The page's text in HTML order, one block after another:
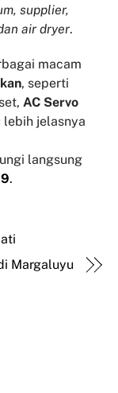
supplier,
air dryer.
macam
, seperti
AC Servo
jelasnya
langsung
.
Margaluyu